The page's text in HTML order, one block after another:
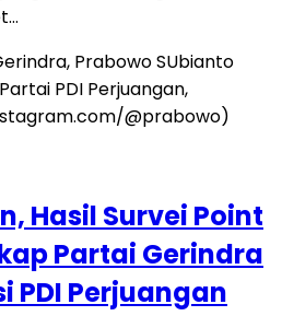
Hasil Survei Point
Partai Gerindra
PDI Perjuangan